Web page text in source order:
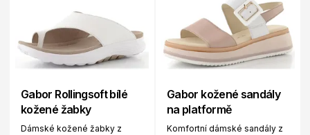
Gabor Rollingsoft bílé
kožené žabky
Dámské kožené žabky z
Gabor kožené sandály
na platformě
Komfortní dámské sandály z